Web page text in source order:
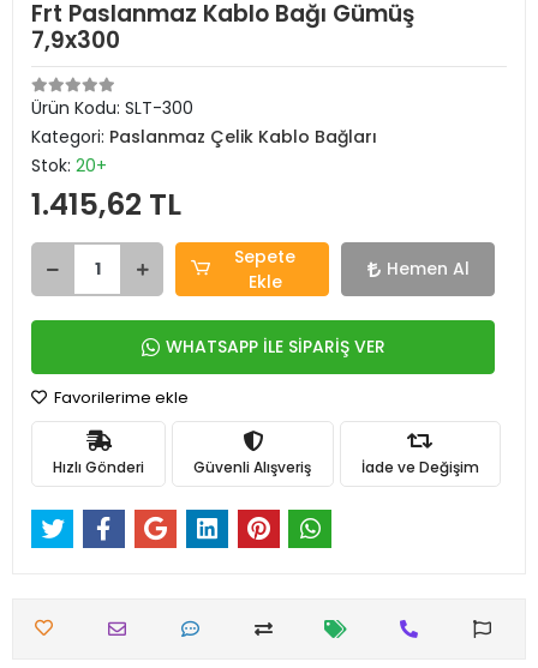
Frt Paslanmaz Kablo Bağı Gümüş
7,9x300
Ürün Kodu: SLT-300
Kategori: Paslanmaz Çelik Kablo Bağları
Stok: 20+
1.415,62 TL
Sepete
Ekle
Hemen Al
WHATSAPP İLE SİPARİŞ VER
Favorilerime ekle
Hızlı Gönderi Güvenli Alışveriş İade ve Değişim